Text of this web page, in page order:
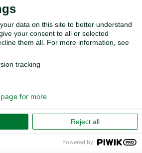
data on this site to better understand
your consent to all or selected
them all. For more information, see
tracking
Reject all
for more
Powered by